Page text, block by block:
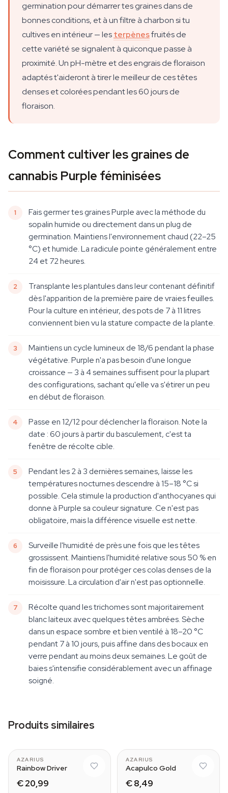
germination pour démarrer tes graines dans de
bonnes conditions, et à un filtre à charbon si tu
cultives en intérieur — lesterpènesfruités de
cette variété se signalent à quiconque passe à
proximité. Un pH-mètre et des engrais de floraison
adaptés t'aideront à tirer le meilleur de ces têtes
denses et colorées pendant les 60 jours de
floraison.
Comment cultiver les graines de
cannabis Purple féminisées
Fais germer tes graines Purple avec la méthode du
sopalin humide ou directement dans un plug de
germination. Maintiens l'environnement chaud (22–25
°C) et humide. La radicule pointe généralement entre
24 et 72 heures.
Transplante les plantules dans leur contenant définitif
dès l'apparition de la première paire de vraies feuilles.
Pour la culture en intérieur, des pots de 7 à 11 litres
conviennent bien vu la stature compacte de la plante.
Maintiens un cycle lumineux de 18/6 pendant la phase
végétative. Purple n'a pas besoin d'une longue
croissance — 3 à 4 semaines suffisent pour la plupart
des configurations, sachant qu'elle va s'étirer un peu
en début de floraison.
Passe en 12/12 pour déclencher la floraison. Note la
date : 60 jours à partir du basculement, c'est ta
fenêtre de récolte cible.
Pendant les 2 à 3 dernières semaines, laisse les
températures nocturnes descendre à 15–18 °C si
possible. Cela stimule la production d'anthocyanes qui
donne à Purple sa couleur signature. Ce n'est pas
obligatoire, mais la différence visuelle est nette.
Surveille l'humidité de près une fois que les têtes
grossissent. Maintiens l'humidité relative sous 50 % en
fin de floraison pour protéger ces colas denses de la
moisissure. La circulation d'air n'est pas optionnelle.
Récolte quand les trichomes sont majoritairement
blanc laiteux avec quelques têtes ambrées. Sèche
dans un espace sombre et bien ventilé à 18–20 °C
pendant 7 à 10 jours, puis affine dans des bocaux en
verre pendant au moins deux semaines. Le goût de
baies s'intensifie considérablement avec un affinage
soigné.
Produits similaires
AZARIUS
Rainbow Driver
€ 20,99
AZARIUS
Acapulco Gold
€ 8,49